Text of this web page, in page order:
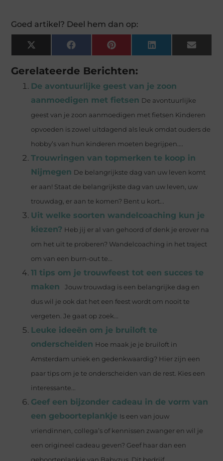
Goed artikel? Deel hem dan op:
X
(Twitter)
FacebookPinterestLinkedIn Email
Gerelateerde Berichten:
De avontuurlijke geest van je zoon
aanmoedigen met fietsen De avontuurlijke
geest van je zoon aanmoedigen met fietsen Kinderen
opvoeden is zowel uitdagend als leuk omdat ouders de
hobby’s van hun kinderen moeten begrijpen....
Trouwringen van topmerken te koop in
Nijmegen De belangrijkste dag van uw leven komt
er aan! Staat de belangrijkste dag van uw leven, uw
trouwdag, er aan te komen? Bent u kort...
Uit welke soorten wandelcoaching kun je
kiezen? Heb jij er al van gehoord of denk je erover na
om het uit te proberen? Wandelcoaching in het traject
om van een burn-out te...
11 tips om je trouwfeest tot een succes te
maken
Jouw trouwdag is een belangrijke dag en
dus wil je ook dat het een feest wordt om nooit te
vergeten. Je gaat op zoek...
Leuke ideeën om je bruiloft te
onderscheiden Hoe maak je je bruiloft in
Amsterdam uniek en gedenkwaardig? Hier zijn een
paar tips om je te onderscheiden van de rest. Kies een
interessante...
Geef een bijzonder cadeau in de vorm van
een geboorteplankje Is een van jouw
vriendinnen, collega’s of kennissen zwanger en wil je
een origineel cadeau geven? Geef haar dan een